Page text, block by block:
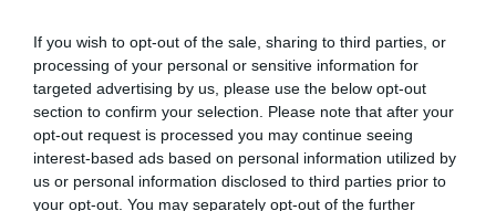
If you wish to opt-out of the sale, sharing to third parties, or
processing of your personal or sensitive information for
targeted advertising by us, please use the below opt-out
section to confirm your selection. Please note that after your
opt-out request is processed you may continue seeing
interest-based ads based on personal information utilized by
us or personal information disclosed to third parties prior to
your opt-out. You may separately opt-out of the further
έχει γράψει τα παγκόσμια μπεστ σέλερ Sapiens, Homo
Deus και 21 μαθήματα για τον 21ο αιώνα, τη σειρά
κόμικ Sapiens: Μια εικονογραφημένη ιστορία (όλα στα
ελληνικά από τις εκδόσεις Αλεξάνδρεια) και το Εμείς οι
ασταμάτητοι, πρώτη του σειρά βιβλίων για παιδιά
(εκδόσεις Αλεξάνδρεια / Μεταίχμιο). Οι πωλήσεις των